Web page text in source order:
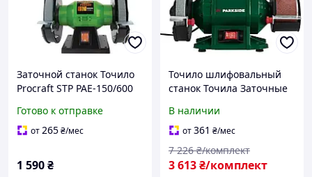
Заточной станок Точило
Procraft STP PAE-150/600
и дачи
Готово к отправке
от265₴/мес
1 590₴
Точило шлифовальный
станок Точила Заточные
Приспособления для
заточки 2980 об/мин
Наждак электрический
В наличии
от361 ₴/мес
3 613₴/комплект
7 226 ₴/комплект